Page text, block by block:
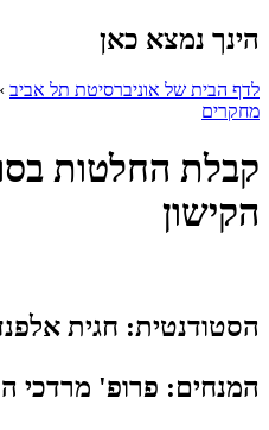
הינך נמצא כאן
לדף הבית של אוניברסיטת תל אביב
מחקרים
קבלת החלטות
הקישון
הסטודנטית: חגית
המנחים: פרופ' מרדכי